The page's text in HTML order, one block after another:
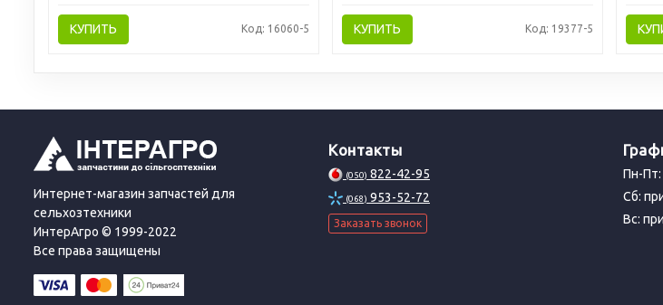
КУПИТЬ Код: 16060-5 КУПИТЬ Код: 19377-5
Интернет-магазин запчастей для
сельхозтехники
ИнтерАгро © 1999-2022
Все права защищены
Контакты
(050) 822-42-95
(068) 953-52-72
Заказать звонок
Пн-Пт:
Сб:
Вс: